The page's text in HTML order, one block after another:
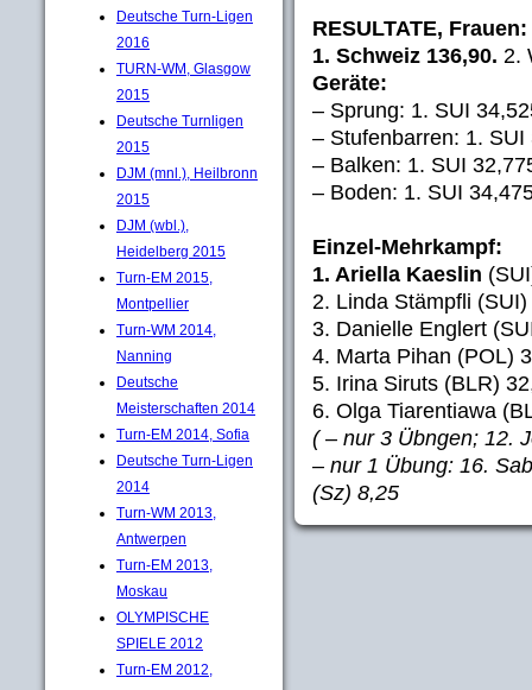
Deutsche Turn-Ligen
2016
TURN-WM, Glasgow
2015
Deutsche Turnligen
2015
DJM (mnl.), Heilbronn
2015
DJM (wbl.),
Heidelberg 2015
Turn-EM 2015,
Montpellier
Turn-WM 2014,
Nanning
Deutsche
Meisterschaften 2014
Turn-EM 2014, Sofia
Deutsche Turn-Ligen
2014
Turn-WM 2013,
Antwerpen
Turn-EM 2013,
Moskau
OLYMPISCHE
SPIELE 2012
Turn-EM 2012,
RESULTATE, Frauen:
1. Schweiz 136,90. 2.
Geräte:
– Sprung: 1. SUI
– Stufenbarren: 1.
– Balken: 1. SUI
– Boden: 1. SUI
Einzel-Mehrkampf:
1. Ariella Kaeslin
2. Linda Stämpfli
3. Danielle Englert
4. Marta Pihan (POL)
5. Irina Siruts (BLR)
6. Olga Tiarentiawa
( – nur 3 Übngen; 12.
– nur 1 Übung: 16.
(Sz) 8,25